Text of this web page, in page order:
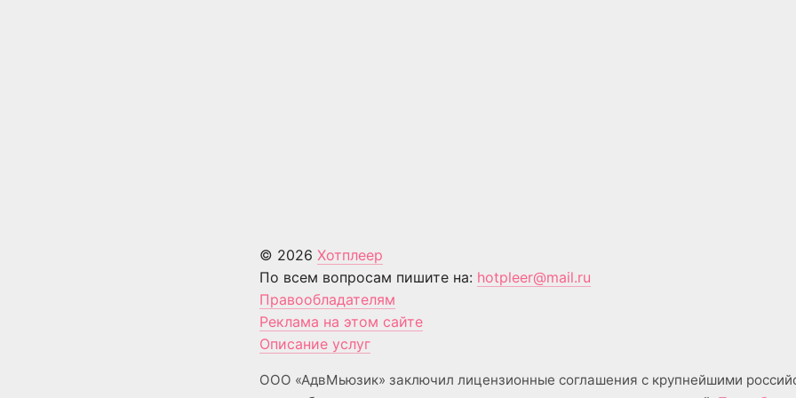
© 2026 Хотплеер
По всем вопросам пишите на: hotpleer@mail.ru
Правообладателям
Реклама на этом сайте
Описание услуг
ООО «АдвМьюзик» заключил лицензионные соглашения с крупнейшими